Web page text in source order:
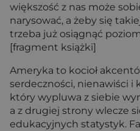
większość z nas może
narysować, a żeby się
trzeba już osiągnąć
[fragment książki]
Ameryka to kocioł
serdeczności, nienawiści
który wypluwa z siebie
a z drugiej strony wlecze
edukacyjnych statystyk.